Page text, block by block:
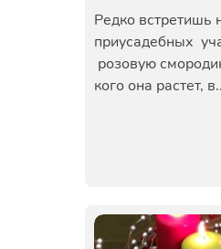
Редко встретишь
приусадебных
розовую
кого она растет,